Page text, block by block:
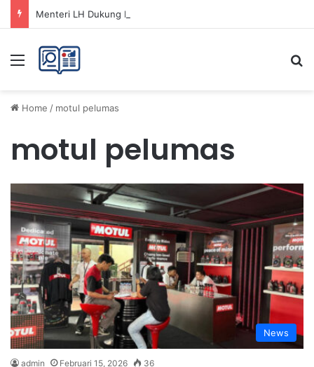
Menu
Home / motul pelumas
motul pelumas
News
admin Februari 15, 2026 36